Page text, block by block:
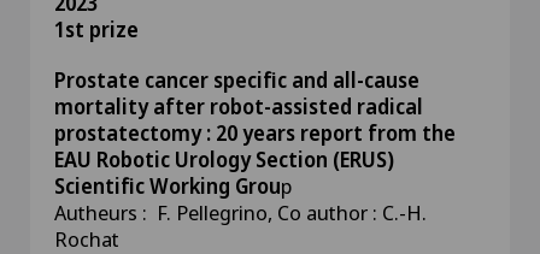
1st prize
Prostate cancer specific and all-cause
mortality after robot-assisted radical
prostatectomy : 20 years report from the
EAU Robotic Urology Section (ERUS)
Scientific Working Group
Autheurs : F. Pellegrino, Co author : C.-H.
Rochat